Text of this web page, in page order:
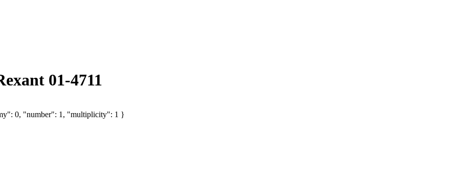
01-4711
0, "number": 1, "multiplicity": 1 }